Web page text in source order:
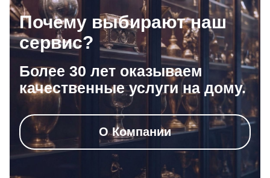
Почему выбирают наш
сервис?
Более 30 лет оказываем
качественные услуги на дому.
О Компании